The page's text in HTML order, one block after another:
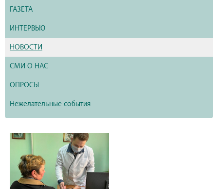
ГАЗЕТА
ИНТЕРВЬЮ
НОВОСТИ
СМИ О НАС
ОПРОСЫ
Нежелательные события